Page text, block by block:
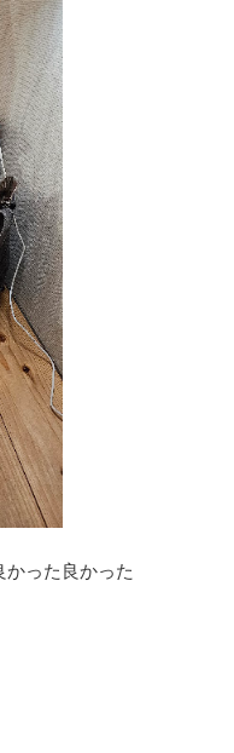
った良かった